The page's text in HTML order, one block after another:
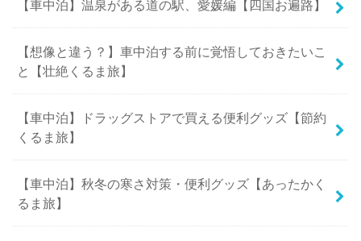
【車中泊】温泉がある道の駅、愛媛編【四国お遍路】
【想像と違う？】車中泊する前に覚悟しておきたいこ
と【壮絶くるま旅】
【車中泊】ドラッグストアで買える便利グッズ【節約
くるま旅】
【車中泊】秋冬の寒さ対策・便利グッズ【あったかく
るま旅】